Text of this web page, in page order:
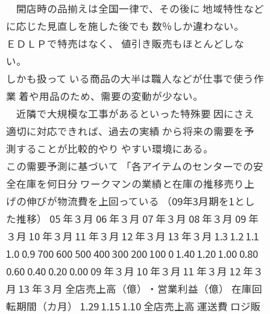
開店時の品揃えは全国一律で、その後に 地域特性など
に応じた見直しを施した後でも 数％しか違わない。
ＥＤＬＰで特売はなく、 値引き販売もほとんどしな
い。
しかも扱って いる商品の大半は職人などが仕事で使う作
業 着や用品のため、需要の変動が少ない。
近隣で大規模な工事があるといった特殊要 因にさえ
適切に対応できれば、過去の実績 から将来の需要を予
測することが比較的やり やすい環境にある。
この需要予測に基づいて 「各アイテムのセンターでの安
全在庫を何日分 ワークマンの業績と在庫の推移売り上
げの伸びが物流費を上回っている （09年3月期を1とし
た推移） 05 年３月 06 年３月 07 年３月 08 年３月 09 年
３月 10 年３月 11 年３月 12 年３月 13 年３月 1.3 1.2 1.1
1.0 0.9 700 600 500 400 300 200 100 0 1.40 1.20 1.00 0.80
0.60 0.40 0.20 0.00 09 年３月 10 年３月 11 年３月 12 年３
月 13 年３月 全店売上高（億）・営業利益（億） 在庫回
転期間（カ月） 1.29 1.15 1.10 全店売上高 運送費 ロジ販